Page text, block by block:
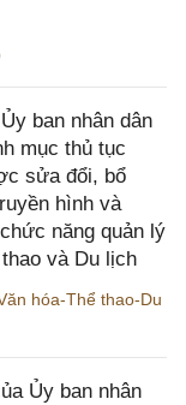
ban nhân dân
mục thủ tục
sửa đổi, bổ
hình và
năng quản lý
và Du lịch
hóa-Thể thao-Du
Ủy ban nhân